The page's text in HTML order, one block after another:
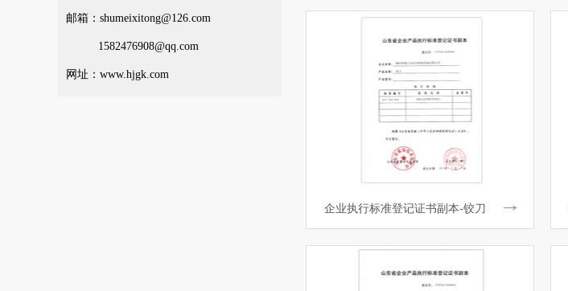
邮箱：shumeixitong@126.com
1582476908@qq.com
网址：www.hjgk.com
企业执行标准登记证书副本-铰刀